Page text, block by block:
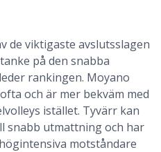
de viktigaste avslutsslagen
på den snabba
rankingen. Moyano
och är mer bekväm med
istället. Tyvärr kan
snabb utmattning och har
motståndare